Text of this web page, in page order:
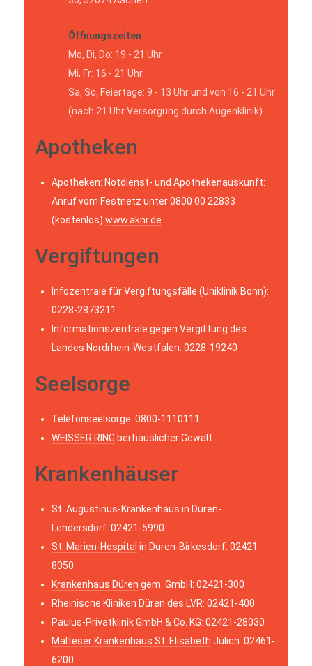
Öffnungszeiten
Mo, Di, Do: 19 - 21 Uhr
Mi, Fr: 16 - 21 Uhr
Sa, So, Feiertage: 9 - 13 Uhr und von 16 - 21 Uhr
(nach 21 Uhr Versorgung durch Augenklinik)
Apotheken
Apotheken: Notdienst- und Apothekenauskunft:
Anruf vom Festnetz unter 0800 00 22833
(kostenlos) www.aknr.de
Vergiftungen
Infozentrale für Vergiftungsfälle (Uniklinik Bonn):
0228-2873211
Informationszentrale gegen Vergiftung des
Landes Nordrhein-Westfalen: 0228-19240
Seelsorge
Telefonseelsorge: 0800-1110111
WEISSER RING bei häuslicher Gewalt
Krankenhäuser
St. Augustinus-Krankenhaus in Düren-
Lendersdorf: 02421-5990
St. Marien-Hospital in Düren-Birkesdorf: 02421-
8050
Krankenhaus Düren gem. GmbH: 02421-300
Rheinische Kliniken Düren des LVR: 02421-400
Paulus-PrivatklinikGmbH & Co. KG: 02421-28030
Malteser Krankenhaus St. Elisabeth Jülich: 02461-
6200